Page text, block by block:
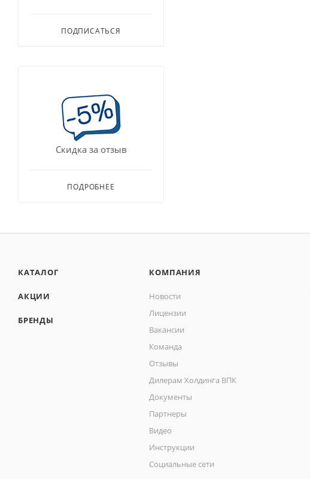
ПОДПИСАТЬСЯ
Скидка за отзыв
ПОДРОБНЕЕ
КАТАЛОГ
АКЦИИ
БРЕНДЫ
КОМПАНИЯ
Новости
Лицензии
Вакансии
Команда
Отзывы
Дилерам Холдинга ВПК
Документы
Партнеры
Видео
Инструкции
Социальные сети